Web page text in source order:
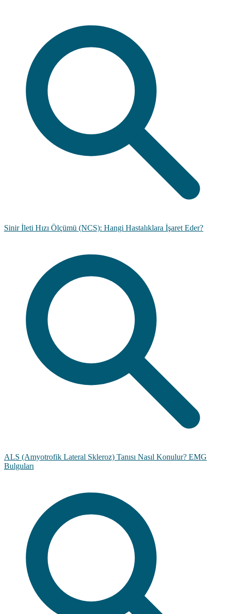
Sinir İleti Hızı Ölçümü (NCS): Hangi Hastalıklara İşaret Eder?
ALS (Amyotrofik Lateral Skleroz) Tanısı Nasıl Konulur? EMG
Bulguları